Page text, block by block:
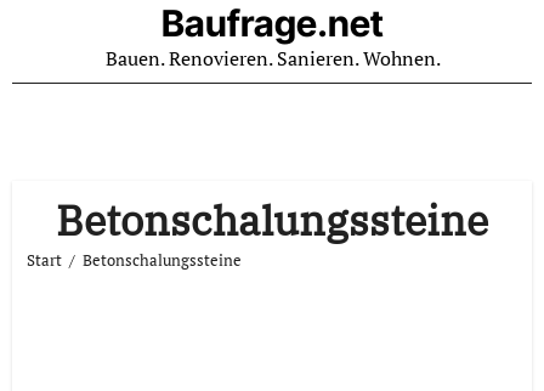
Baufrage.net
Bauen. Renovieren. Sanieren. Wohnen.
Betonschalungssteine
Start Betonschalungssteine